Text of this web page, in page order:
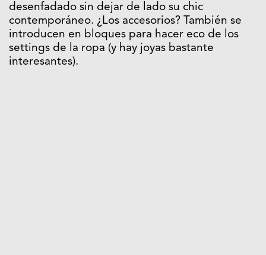
desenfadado sin dejar de lado su chic
contemporáneo. ¿Los accesorios? También se
introducen en bloques para hacer eco de los
settings de la ropa (y hay joyas bastante
interesantes).